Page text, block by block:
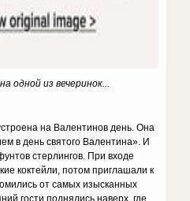
одной из вечеринок...
на Валентинов день. Она
в день святого Валентина». И
стер­лингов. При входе
коктейли, потом приглашали к
от самых изысканных
гости поднялись наверх, где